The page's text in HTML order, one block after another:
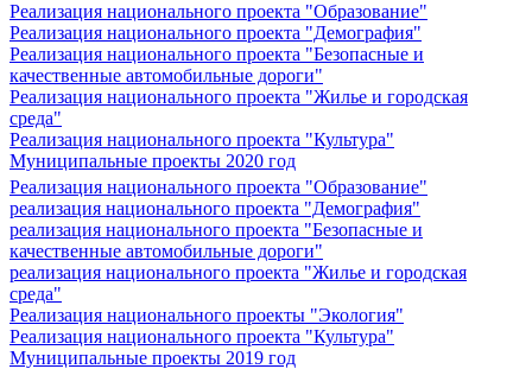
Реализация национального проекта "Образование"
Реализация национального проекта "Демография"
Реализация национального проекта "Безопасные и
качественные автомобильные дороги"
Реализация национального проекта "Жилье и городская
среда"
Реализация национального проекта "Культура"
Муниципальные проекты 2020 год
Реализация национального проекта "Образование"
реализация национального проекта "Демография"
реализация национального проекта "Безопасные и
качественные автомобильные дороги"
реализация национального проекта "Жилье и городская
среда"
Реализация национального проекты "Экология"
Реализация национального проекта "Культура"
Муниципальные проекты 2019 год